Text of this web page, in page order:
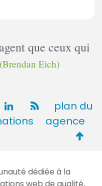
que ceux qui
(Brendan Eich)
plan du
agence
de
dédiée à la